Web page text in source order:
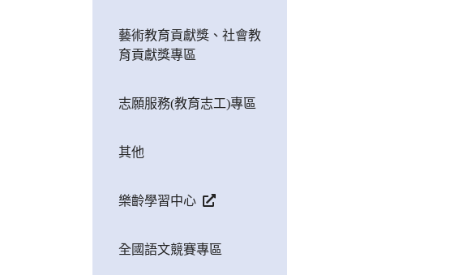
藝術教育貢獻獎、社會教
育貢獻獎專區
志願服務(教育志工)專區
其他
樂齡學習中心
全國語文競賽專區